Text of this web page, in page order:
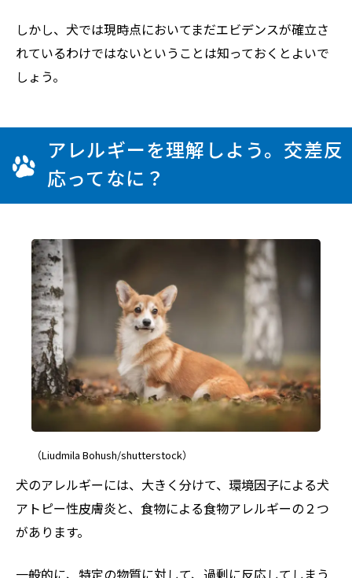
しかし、犬では現時点においてまだエビデンスが確立さ
れているわけではないということは知っておくとよいで
しょう。
アレルギーを理解しよう。交差反
応ってなに？
（Liudmila Bohush/shutterstock）
犬のアレルギーには、大きく分けて、環境因子による犬
アトピー性皮膚炎と、食物による食物アレルギーの２つ
があります。